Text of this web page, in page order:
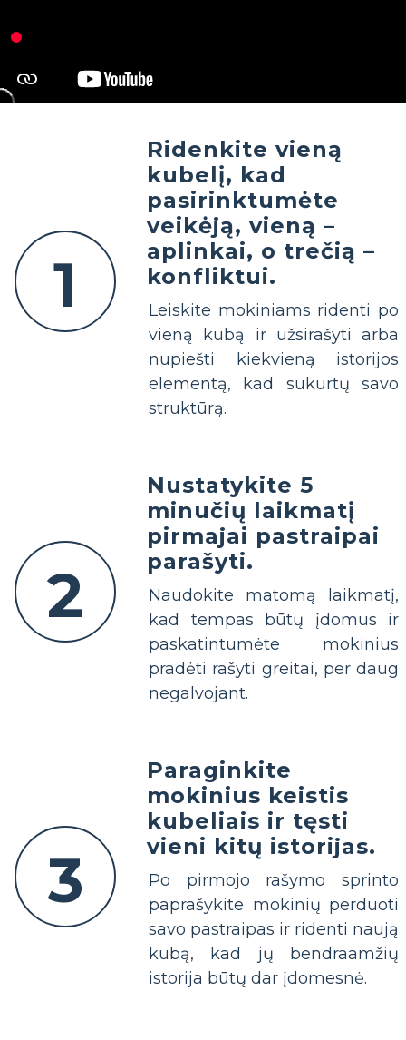
1
Ridenkite vieną
kubelį, kad
pasirinktumėte
veikėją, vieną –
aplinkai, o trečią –
konfliktui.
Leiskite mokiniams ridenti po
vieną kubą ir užsirašyti arba
nupiešti kiekvieną istorijos
elementą, kad sukurtų savo
struktūrą.
2
Nustatykite 5
minučių laikmatį
pirmajai pastraipai
parašyti.
Naudokite matomą laikmatį,
kad tempas būtų įdomus ir
paskatintumėte mokinius
pradėti rašyti greitai, per daug
negalvojant.
3
Paraginkite
mokinius keistis
kubeliais ir tęsti
vieni kitų istorijas.
Po pirmojo rašymo sprinto
paprašykite mokinių perduoti
savo pastraipas ir ridenti naują
kubą, kad jų bendraamžių
istorija būtų dar įdomesnė.